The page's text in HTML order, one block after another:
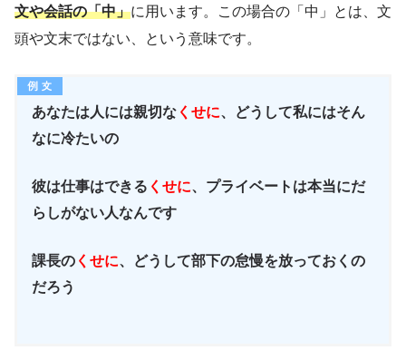
文や会話の「中」に用います。この場合の「中」とは、文
頭や文末ではない、という意味です。
あなたは人には親切な くせに、どうして私にはそん
なに冷たいの
彼は仕事はできる くせに、プライベートは本当にだ
らしがない人なんです
課長の くせに、どうして部下の怠慢を放っておくの
だろう